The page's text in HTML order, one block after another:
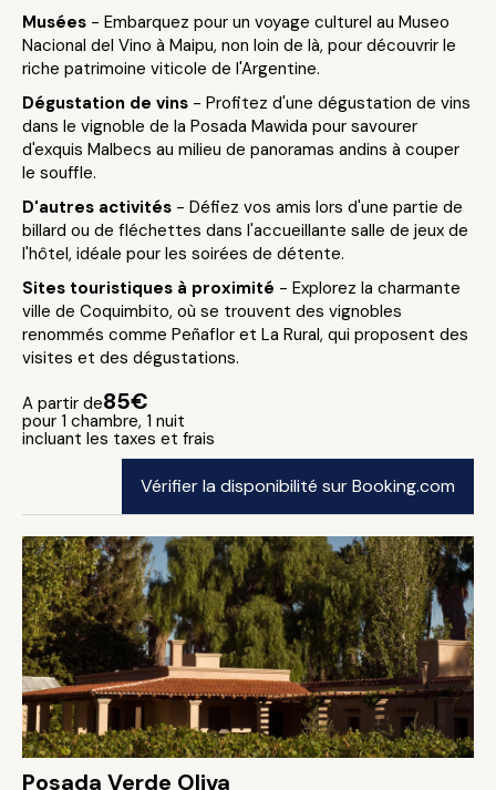
Musées - Embarquez pour un voyage culturel au Museo
Nacional del Vino à Maipu, non loin de là, pour découvrir le
riche patrimoine viticole de l'Argentine.
Dégustation de vins - Profitez d'une dégustation de vins
dans le vignoble de la Posada Mawida pour savourer
d'exquis Malbecs au milieu de panoramas andins à couper
le souffle.
D'autres activités - Défiez vos amis lors d'une partie de
billard ou de fléchettes dans l'accueillante salle de jeux de
l'hôtel, idéale pour les soirées de détente.
Sites touristiques à proximité - Explorez la charmante
ville de Coquimbito, où se trouvent des vignobles
renommés comme Peñaflor et La Rural, qui proposent des
visites et des dégustations.
A partir de85€
pour 1 chambre, 1 nuit
incluant les taxes et frais
Vérifier la disponibilité sur Booking.com
Posada Verde Oliva